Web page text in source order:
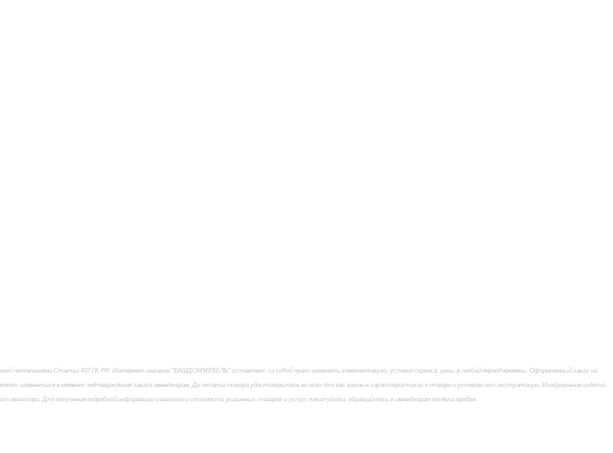
положениями Статьи 437 ГК РФ. Интернет-магазин "ВАШДОММЕБЕЛЬ" оставляет за собой право изменять комплектацию, условия сервиса, цены в любой период времени. Оформленный заказ на
измениться в момент подтверждения заказа менеджером. До оплаты товара удостоверьтесь во всех для вас важных характеристиках в товаре и условиях его эксплуатации. Изображения изделий
Для получения подробной информации о наличии и стоимости указанных товаров и услуг, пожалуйста, обращайтесь к менеджерам отдела продаж